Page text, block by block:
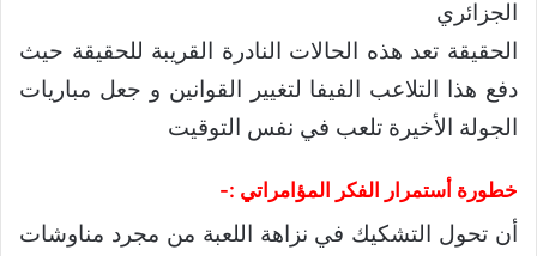
الجزائري
الحقيقة تعد هذه الحالات النادرة القريبة للحقيقة حيث
دفع هذا التلاعب الفيفا لتغيير القوانين و جعل مباريات
الجولة الأخيرة تلعب في نفس التوقيت
خطورة أستمرار الفكر المؤامراتي :-
أن تحول التشكيك في نزاهة اللعبة من مجرد مناوشات